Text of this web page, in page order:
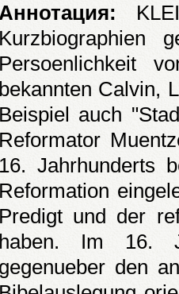
Kurzbiographien
Persoenlichkeit
bekannten Calvin,
Beispiel auch
Reformator
16. Jahrhunderts
Reformation
Predigt und der
haben. Im 16.
gegenueber den